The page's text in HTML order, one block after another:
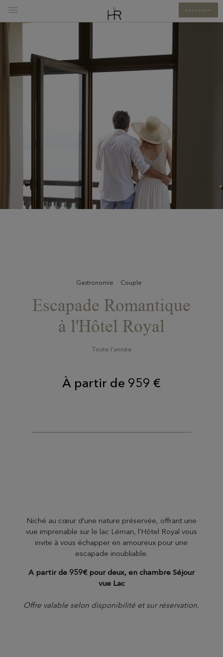
RÉSERVER
Gastronomie Couple
Escapade Romantique
à l'Hôtel Royal
Toute l'année
À partir de 959 €
Niché au cœur d’une nature préservée, offrant une
vue imprenable sur le lac Léman, l’Hôtel Royal vous
invite à vous échapper en amoureux pour une
escapade inoubliable.
A partir de 959€ pour deux, en chambre Séjour
vue Lac
Offre valable selon disponibilité et sur réservation.